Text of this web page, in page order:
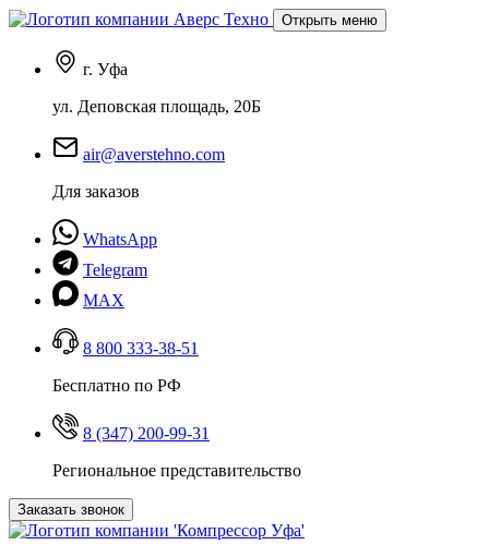
Открыть меню
г. Уфа
ул. Деповская площадь, 20Б
air@averstehno.com
Для заказов
WhatsApp
Telegram
MAX
8 800 333-38-51
Бесплатно по РФ
8 (347) 200-99-31
Региональное представительство
Заказать звонок